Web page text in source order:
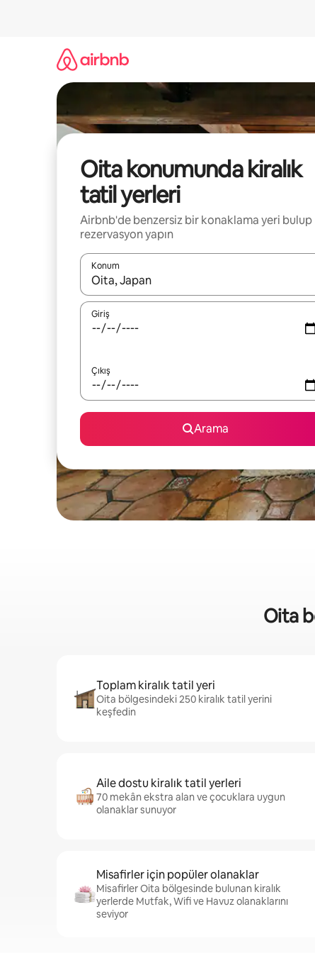
Oita konumunda kiralık
tatil yerleri
Airbnb'de benzersiz bir konaklama yeri bulup
rezervasyon yapın
Konum
Sonuçlar kullanılabilir olduğunda yukarı ve
Giriş
Çıkış
Arama
Oita
Toplam kiralık tatil yeri
Oita bölgesindeki 250 kiralık tatil yerini
keşfedin
Aile dostu kiralık tatil yerleri
70 mekân ekstra alan ve çocuklara uygun
olanaklar sunuyor
Misafirler için popüler olanaklar
Misafirler Oita bölgesinde bulunan kiralık
yerlerde Mutfak, Wifi ve Havuz olanaklarını
seviyor